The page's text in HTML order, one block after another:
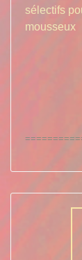
sélectifs
mousseux